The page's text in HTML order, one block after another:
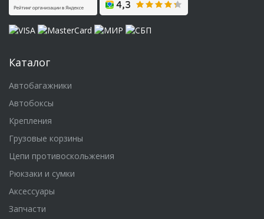
Каталог
Автобагажники
Автобоксы
Крепления
Грузовые корзины
Цепи противоскольжения
Рюкзаки и сумки
Аксессуары
Запчасти